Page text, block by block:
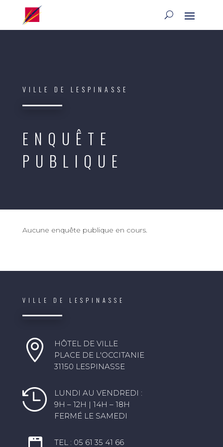
VILLE DE LESPINASSE
ENQUÊTE
PUBLIQUE
Aucune enquête publique en cours.
VILLE DE LESPINASSE

HÔTEL DE VILLE
PLACE DE L'OCCITANIE
31150 LESPINASSE

LUNDI AU VENDREDI :
9H – 12H | 14H – 18H
FERMÉ LE SAMEDI
TEL : 05 61 35 41 66